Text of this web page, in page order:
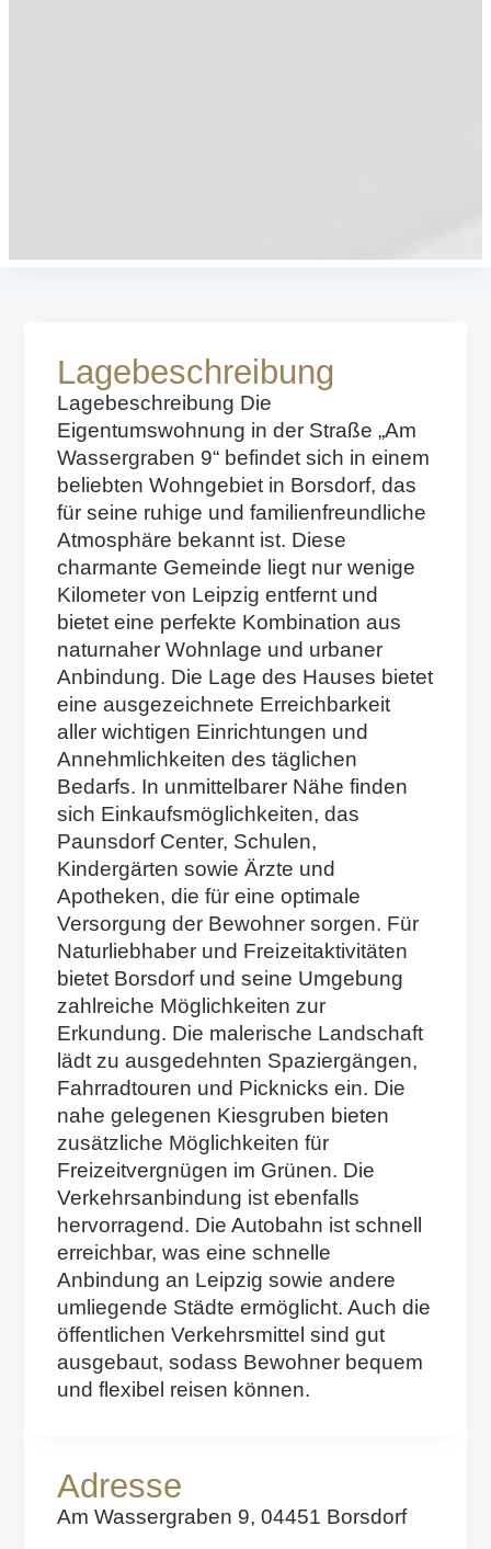
Adresse
Am Wassergraben 9, 04451 Borsdorf
Lagebeschreibung
Lagebeschreibung Die
Eigentumswohnung in der Straße „Am
Wassergraben 9“ befindet sich in einem
beliebten Wohngebiet in Borsdorf, das
für seine ruhige und familienfreundliche
Atmosphäre bekannt ist. Diese
charmante Gemeinde liegt nur wenige
Kilometer von Leipzig entfernt und
bietet eine perfekte Kombination aus
naturnaher Wohnlage und urbaner
Anbindung. Die Lage des Hauses bietet
eine ausgezeichnete Erreichbarkeit
aller wichtigen Einrichtungen und
Annehmlichkeiten des täglichen
Bedarfs. In unmittelbarer Nähe finden
sich Einkaufsmöglichkeiten, das
Paunsdorf Center, Schulen,
Kindergärten sowie Ärzte und
Apotheken, die für eine optimale
Versorgung der Bewohner sorgen. Für
Naturliebhaber und Freizeitaktivitäten
bietet Borsdorf und seine Umgebung
zahlreiche Möglichkeiten zur
Erkundung. Die malerische Landschaft
lädt zu ausgedehnten Spaziergängen,
Fahrradtouren und Picknicks ein. Die
nahe gelegenen Kiesgruben bieten
zusätzliche Möglichkeiten für
Freizeitvergnügen im Grünen. Die
Verkehrsanbindung ist ebenfalls
hervorragend. Die Autobahn ist schnell
erreichbar, was eine schnelle
Anbindung an Leipzig sowie andere
umliegende Städte ermöglicht. Auch die
öffentlichen Verkehrsmittel sind gut
ausgebaut, sodass Bewohner bequem
und flexibel reisen können.